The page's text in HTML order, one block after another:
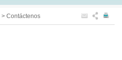
> Contáctenos